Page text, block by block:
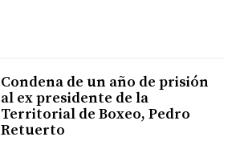
Condena de un año de prisión
al ex presidente de la
Territorial de Boxeo, Pedro
Retuerto